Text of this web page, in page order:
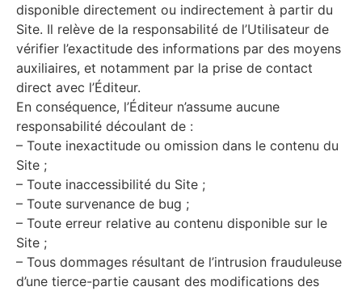
disponible directement ou indirectement à partir du
Site. Il relève de la responsabilité de l’Utilisateur de
vérifier l’exactitude des informations par des moyens
auxiliaires, et notamment par la prise de contact
direct avec l’Éditeur.
En conséquence, l’Éditeur n’assume aucune
responsabilité découlant de :
– Toute inexactitude ou omission dans le contenu du
Site ;
– Toute inaccessibilité du Site ;
– Toute survenance de bug ;
– Toute erreur relative au contenu disponible sur le
Site ;
– Tous dommages résultant de l’intrusion frauduleuse
d’une tierce-partie causant des modifications des